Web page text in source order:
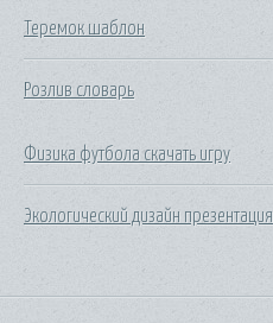
Теремок шаблон
Розлив словарь
Физика футбола скачать игру
Экологический дизайн презентация